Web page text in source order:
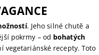
. Jeho silné chutě a
pokrmy – od bohatých
vegetariánské recepty. Toto